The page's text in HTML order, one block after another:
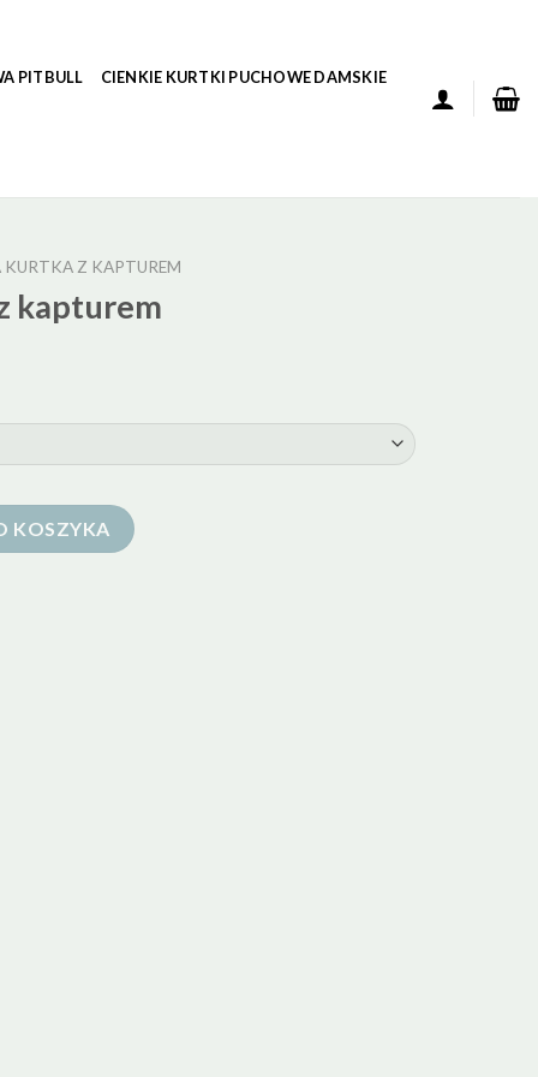
PITBULL CIENKIE KURTKI PUCHOWE DAMSKIE
KURTKA Z KAPTUREM
kapturem
KOSZYKA